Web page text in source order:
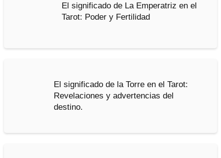
El significado de La Emperatriz en el
Tarot: Poder y Fertilidad
El significado de la Torre en el Tarot:
Revelaciones y advertencias del
destino.